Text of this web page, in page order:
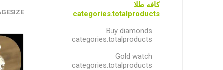
کافه طلا
categories.totalproducts
Buy diamonds
categories.totalproducts
Gold watch
categories.totalproducts